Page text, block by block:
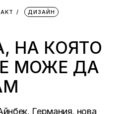
ДИЗАЙН
НА КОЯТО
МОЖЕ ДА
Германия, нова